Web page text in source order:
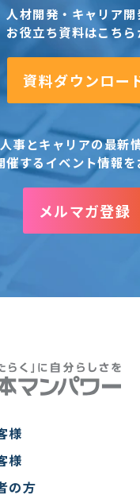
人材開発・キャリア開
お役立ち資料はこちら
資料ダウンロー
人事とキャリアの最新情
催するイベント情報
メルマガ登録
様
様
の方